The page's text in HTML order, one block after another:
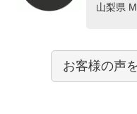
山梨県
お客様の声